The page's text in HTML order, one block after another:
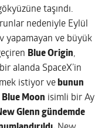
taşındı.
nedeniyle Eylül
yapamayan ve büyük
Blue Origin,
alanda SpaceX’in
istiyor ve bunun
Blue Moon isimli bir Ay
Glenn gündemde